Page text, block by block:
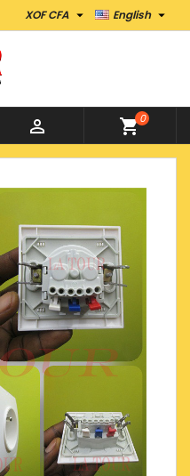
English 
XOF CFA 
 shopping_cart0